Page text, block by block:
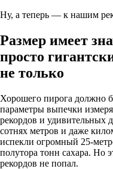
Ну, а теперь — к нашим
Размер имеет
просто
не только
Хорошего пирога должно
параметры выпечки
рекордов и удивительных
сотнях метров и даже
испекли огромный 25-
полутора тонн сахара. Но
рекордов не попал.